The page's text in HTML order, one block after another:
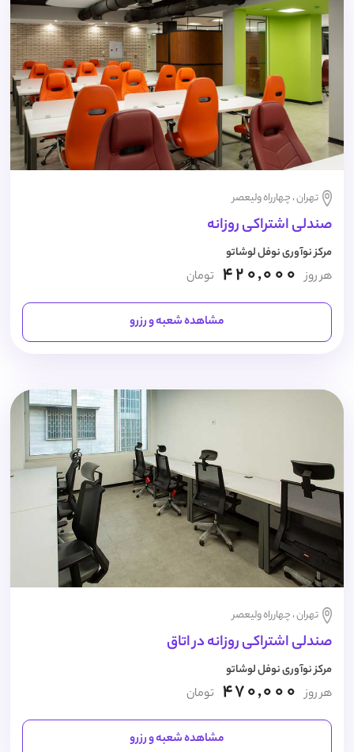
تهران ، چهارراه ولیعصر
صندلی اشتراکی روزانه
مرکز نوآوری نوفل لوشاتو
هر روز 420,000 تومان
مشاهده شعبه و رزرو
تهران ، چهارراه ولیعصر
صندلی اشتراکی روزانه در اتاق
مرکز نوآوری نوفل لوشاتو
هر روز 470,000 تومان
مشاهده شعبه و رزرو